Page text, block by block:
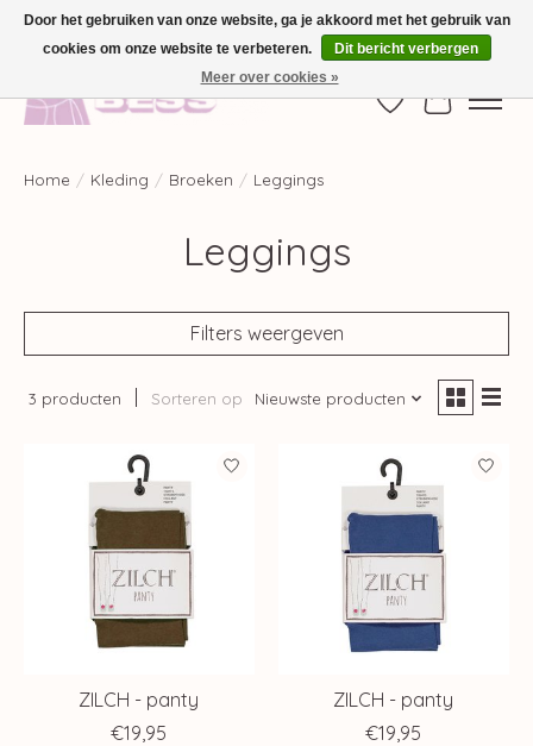
GRATIS VERZENDING VANAF €100,-
Verlanglijst
Home / Kleding / Broeken / Leggings
Leggings
Filters weergeven
3 producten Sorteren op Nieuwste producten
ZILCH - panty
€19,95
ZILCH - panty
€19,95
Door het gebruiken van onze website, ga je akkoord met het gebruik van
cookies om onze website te verbeteren.
Dit bericht verbergen
Meer over cookies »